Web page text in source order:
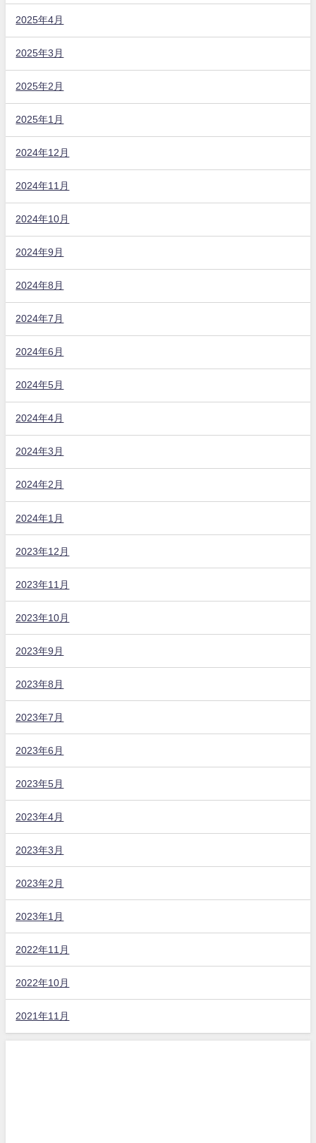
2025年4月
2025年3月
2025年2月
2025年1月
2024年12月
2024年11月
2024年10月
2024年9月
2024年8月
2024年7月
2024年6月
2024年5月
2024年4月
2024年3月
2024年2月
2024年1月
2023年12月
2023年11月
2023年10月
2023年9月
2023年8月
2023年7月
2023年6月
2023年5月
2023年4月
2023年3月
2023年2月
2023年1月
2022年11月
2022年10月
2021年11月